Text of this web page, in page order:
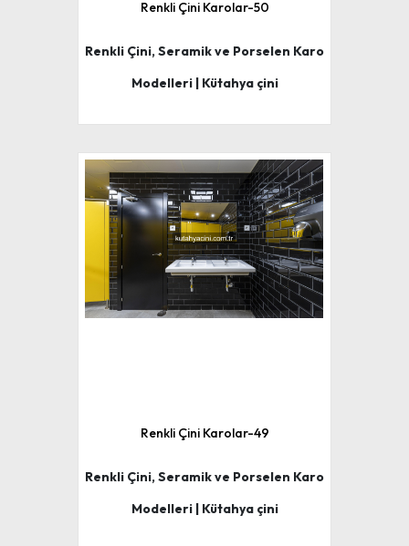
Renkli Çini Karolar-50
Renkli Çini, Seramik ve Porselen Karo
Modelleri | Kütahya çini
Renkli Çini Karolar-49
Renkli Çini, Seramik ve Porselen Karo
Modelleri | Kütahya çini